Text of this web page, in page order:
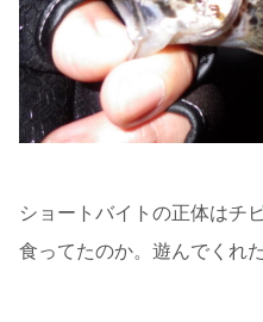
ショートバイトの正体はチ
食ってたのか。遊んでくれ